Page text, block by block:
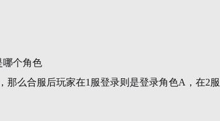
哪个角色
么合服后玩家在1服登录则是登录角色A，在2